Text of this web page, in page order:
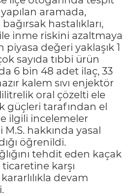
aramada,
hastalıkları,
inme riskini azaltmaya
piyasa değeri yaklaşık 1
sayıda tıbbi ürün
6 bin 48 adet ilaç, 33
kalem sıvı enjektör
oral çözelti ele
güçleri tarafından el
ilgili incelemeler
hakkında yasal
öğrenildi.
tehdit eden kaçak
karşı
devam